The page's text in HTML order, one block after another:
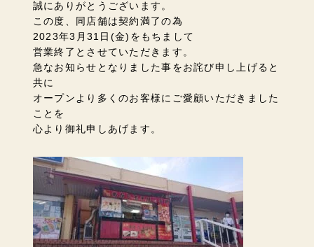
誠にありがとうございます。
この度、同店舗は契約満了の為
2023年3月31日(金)をもちまして
営業終了とさせていただきます。
急なお知らせとなりました事をお詫び申し上げると
共に
オープンより多くのお客様にご愛顧いただきました
ことを
心より御礼申しあげます。